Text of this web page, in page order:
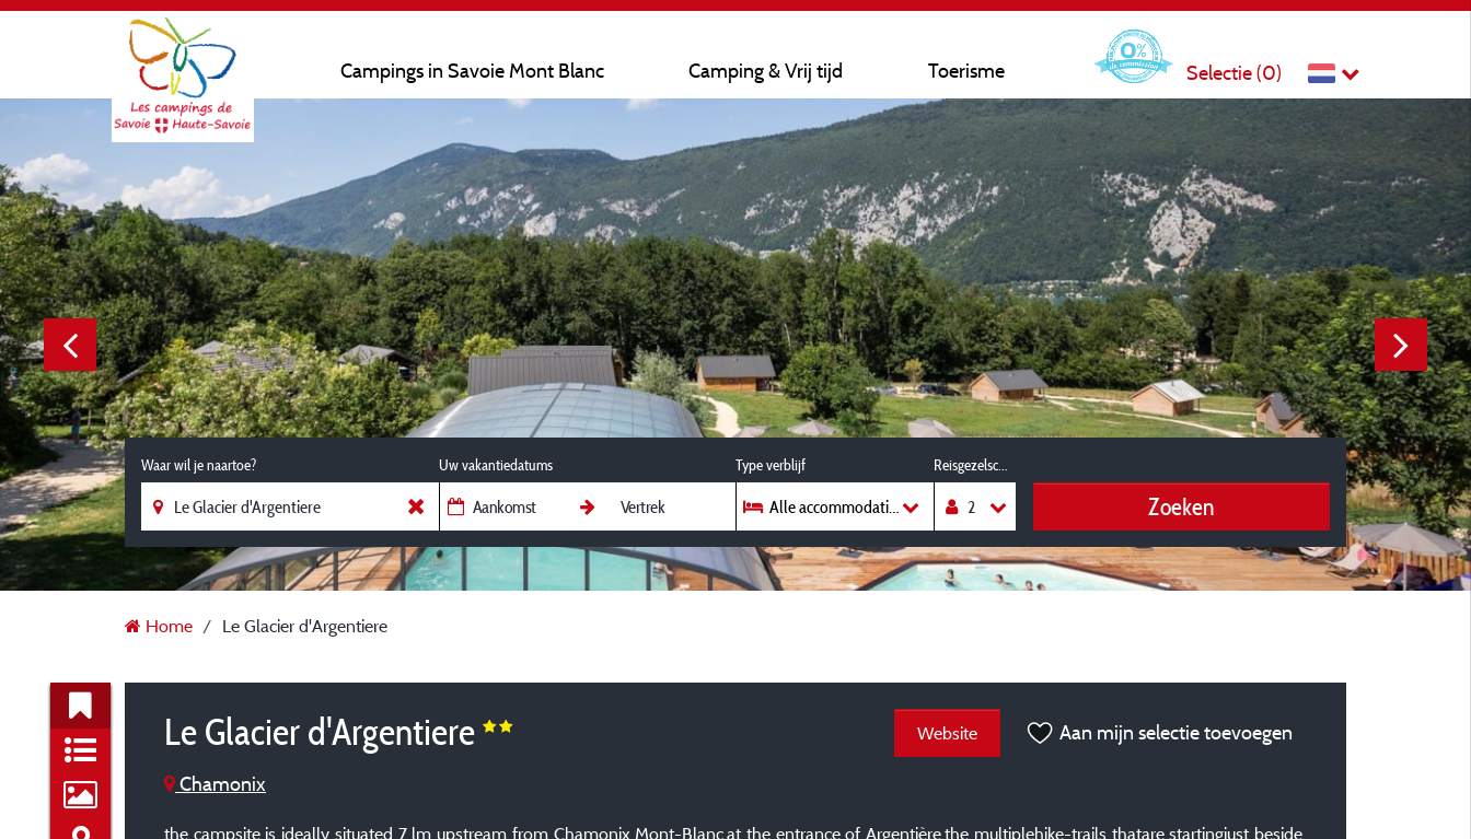
Campings in Savoie Mont Blanc Camping & Vrij tijd Toerisme Selectie (0)
Waar wil je naartoe? Uw vakantiedatums Type verblijf
Alle accommodaties
Reisgezelschap
Zoeken
Home Le Glacier d'Argentiere
Le Glacier d'Argentiere
Chamonix
Website Aan mijn selectie toevoegen
the campsite is ideally situated 7 lm upstream from Chamonix Mont-Blanc,at the entrance of Argentière,the multiplehike-trails thatare startingjust beside